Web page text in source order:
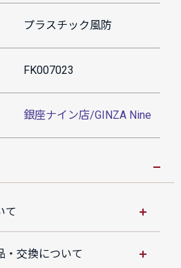
プラスチック風防
FK007023
銀座ナイン店/GINZA Nine
て
・交換について